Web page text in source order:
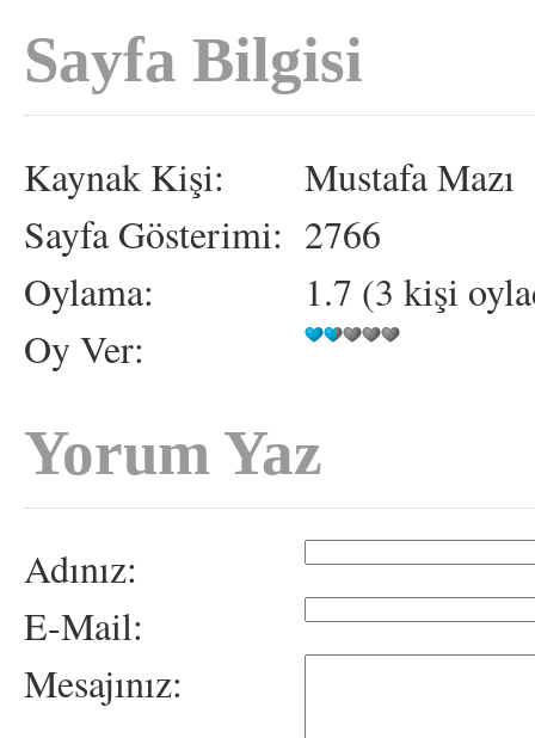
Sayfa Bilgisi
Kaynak Kişi:
Mustafa Mazı
Sayfa Gösterimi: 2766
Oylama:
1.7 (3 kişi
Oy Ver:
Yorum Yaz
Adınız:
E-Mail:
Mesajınız: